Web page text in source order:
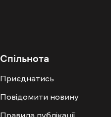
Спільнота
Приєднатись
Повідомити новину
Правила публікації